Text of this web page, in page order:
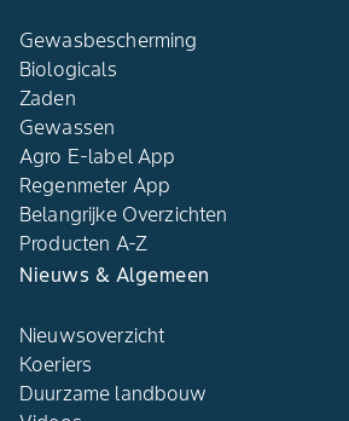
Gewasbescherming
Biologicals
Zaden
Gewassen
Agro E-label App
Regenmeter App
Belangrijke Overzichten
Producten A-Z
Nieuws & Algemeen
Nieuwsoverzicht
Koeriers
Duurzame landbouw